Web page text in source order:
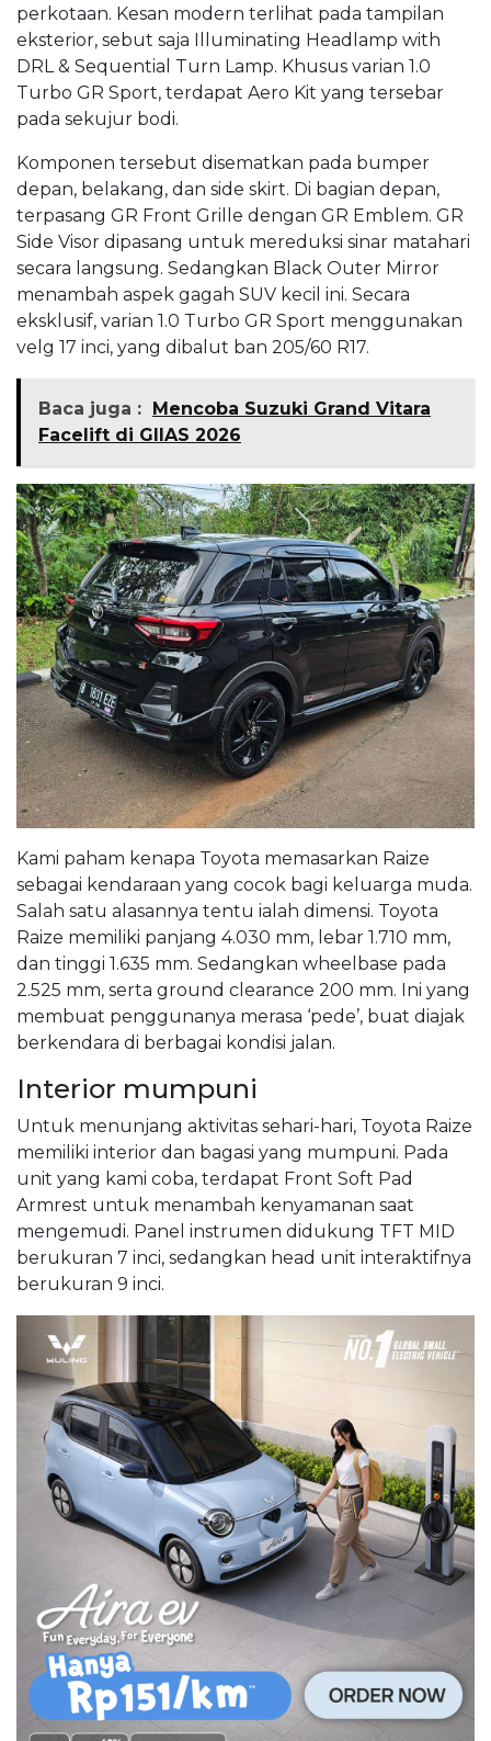
perkotaan. Kesan modern terlihat pada tampilan
eksterior, sebut saja Illuminating Headlamp with
DRL & Sequential Turn Lamp. Khusus varian 1.0
Turbo GR Sport, terdapat Aero Kit yang tersebar
pada sekujur bodi.
Komponen tersebut disematkan pada bumper
depan, belakang, dan side skirt. Di bagian depan,
terpasang GR Front Grille dengan GR Emblem. GR
Side Visor dipasang untuk mereduksi sinar matahari
secara langsung. Sedangkan Black Outer Mirror
menambah aspek gagah SUV kecil ini. Secara
eksklusif, varian 1.0 Turbo GR Sport menggunakan
velg 17 inci, yang dibalut ban 205/60 R17.
Baca juga :
Mencoba Suzuki Grand Vitara
Facelift di GIIAS 2026
Kami paham kenapa Toyota memasarkan Raize
sebagai kendaraan yang cocok bagi keluarga muda.
Salah satu alasannya tentu ialah dimensi. Toyota
Raize memiliki panjang 4.030 mm, lebar 1.710 mm,
dan tinggi 1.635 mm. Sedangkan wheelbase pada
2.525 mm, serta ground clearance 200 mm. Ini yang
membuat penggunanya merasa ‘pede’, buat diajak
berkendara di berbagai kondisi jalan.
Interior mumpuni
Untuk menunjang aktivitas sehari-hari, Toyota Raize
memiliki interior dan bagasi yang mumpuni. Pada
unit yang kami coba, terdapat Front Soft Pad
Armrest untuk menambah kenyamanan saat
mengemudi. Panel instrumen didukung TFT MID
berukuran 7 inci, sedangkan head unit interaktifnya
berukuran 9 inci.